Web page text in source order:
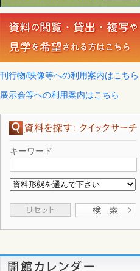
刊行物/映像等への利用案内はこちら
展示会等への利用案内はこちら
キーワード